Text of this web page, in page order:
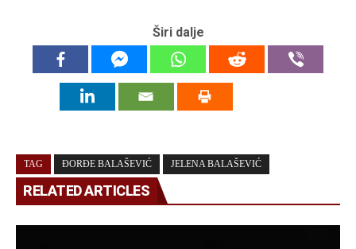
Širi dalje
TAG ĐORĐE BALAŠEVIĆ JELENA BALAŠEVIĆ
RELATED ARTICLES